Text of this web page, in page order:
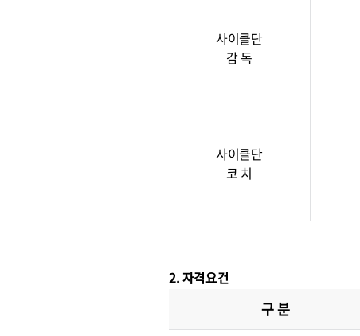
사이클단
감 독
사이클단
코 치
2. 자격요건
구 분